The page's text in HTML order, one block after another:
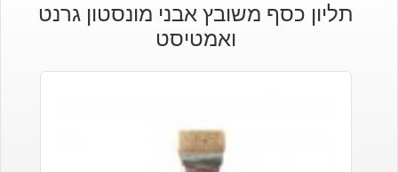
תליון כסף משובץ אבני מונסטון גרנט
ואמטיסט